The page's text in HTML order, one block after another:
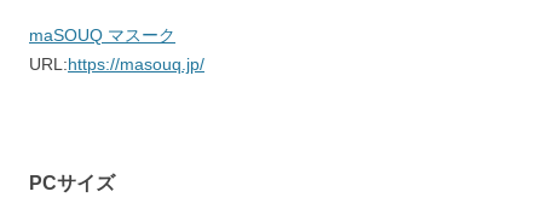
maSOUQ マスーク
URL:https://masouq.jp/
PCサイズ